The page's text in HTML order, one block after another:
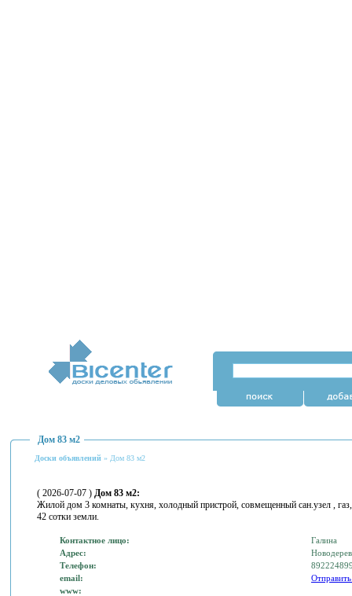
Дом 83 м2
Доски объявлений » Дом 83 м2
( 2026-07-07 ) Дом 83 м2:
Жилой дом 3 комнаты, кухня, холодный пристрой, совмещенный сан.узел ,
42 сотки земли.
Контактное лицо:
Галина
Адрес:
Телефон:
email:
www: